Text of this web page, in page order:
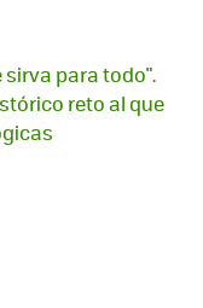
sirva para todo".
reto al que